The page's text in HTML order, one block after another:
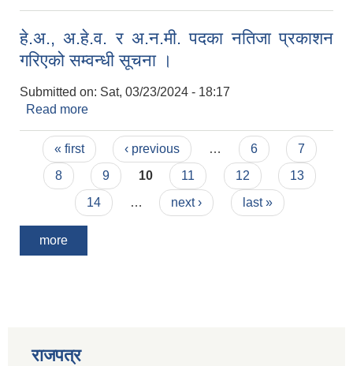
हे.अ., अ.हे.व. र अ.न.मी. पदका नतिजा प्रकाशन
गरिएको सम्वन्धी सूचना ।
Submitted on: Sat, 03/23/2024 - 18:17
Read more
Pages
« first ‹ previous … 6
7
8
9 10 11 12
13
14
… next › last »
more
राजपत्र